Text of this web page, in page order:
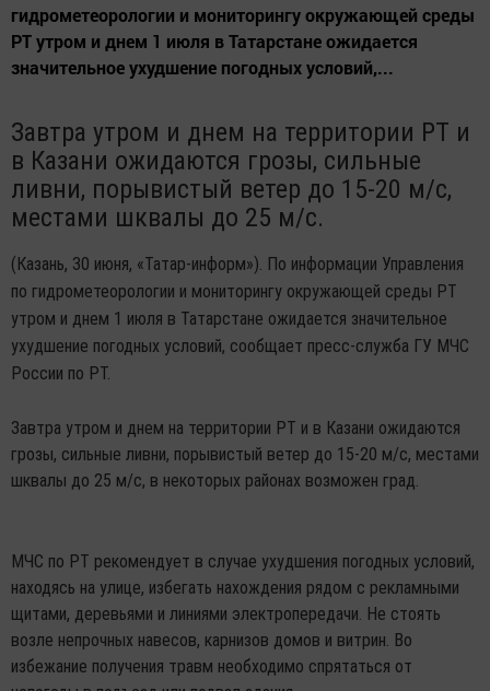
гидрометеорологии и мониторингу окружающей среды
РТ утром и днем 1 июля в Татарстане ожидается
значительное ухудшение погодных условий,...
Завтра утром и днем на территории РТ и
в Казани ожидаются грозы, сильные
ливни, порывистый ветер до 15-20 м/с,
местами шквалы до 25 м/с.
(Казань, 30 июня, «Татар-информ»). По информации Управления
по гидрометеорологии и мониторингу окружающей среды РТ
утром и днем 1 июля в Татарстане ожидается значительное
ухудшение погодных условий, сообщает пресс-служба ГУ МЧС
России по РТ.
Завтра утром и днем на территории РТ и в Казани ожидаются
грозы, сильные ливни, порывистый ветер до 15-20 м/с, местами
шквалы до 25 м/с, в некоторых районах возможен град.
МЧС по РТ рекомендует в случае ухудшения погодных условий,
находясь на улице, избегать нахождения рядом с рекламными
щитами, деревьями и линиями электропередачи. Не стоять
возле непрочных навесов, карнизов домов и витрин. Во
избежание получения травм необходимо спрятаться от